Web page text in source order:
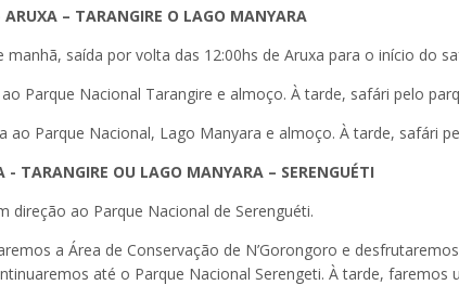
– TARANGIRE O LAGO MANYARA
manhã, saída por volta das 12:00hs de Aruxa para o início do
Parque Nacional Tarangire e almoço. À tarde, safári pelo
ao Parque Nacional, Lago Manyara e almoço. À tarde, safári
TARANGIRE OU LAGO MANYARA – SERENGUÉTI
direção ao Parque Nacional de Serenguéti.
a Área de Conservação de N’Gorongoro e
até o Parque Nacional Serengeti. À tarde, faremos